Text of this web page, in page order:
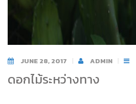
JUNE 28, 2017 ADMIN
ดอกไม้ระหว่างทาง